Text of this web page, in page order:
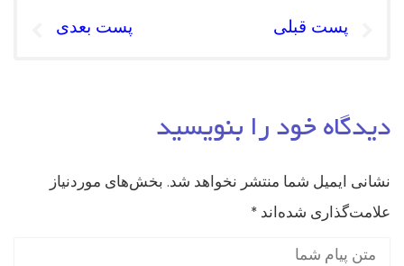
پست قبلی پست بعدی
دیدگاه خود را بنویسید
نشانی ایمیل شما منتشر نخواهد شد. بخش‌های موردنیاز
علامت‌گذاری شده‌اند *